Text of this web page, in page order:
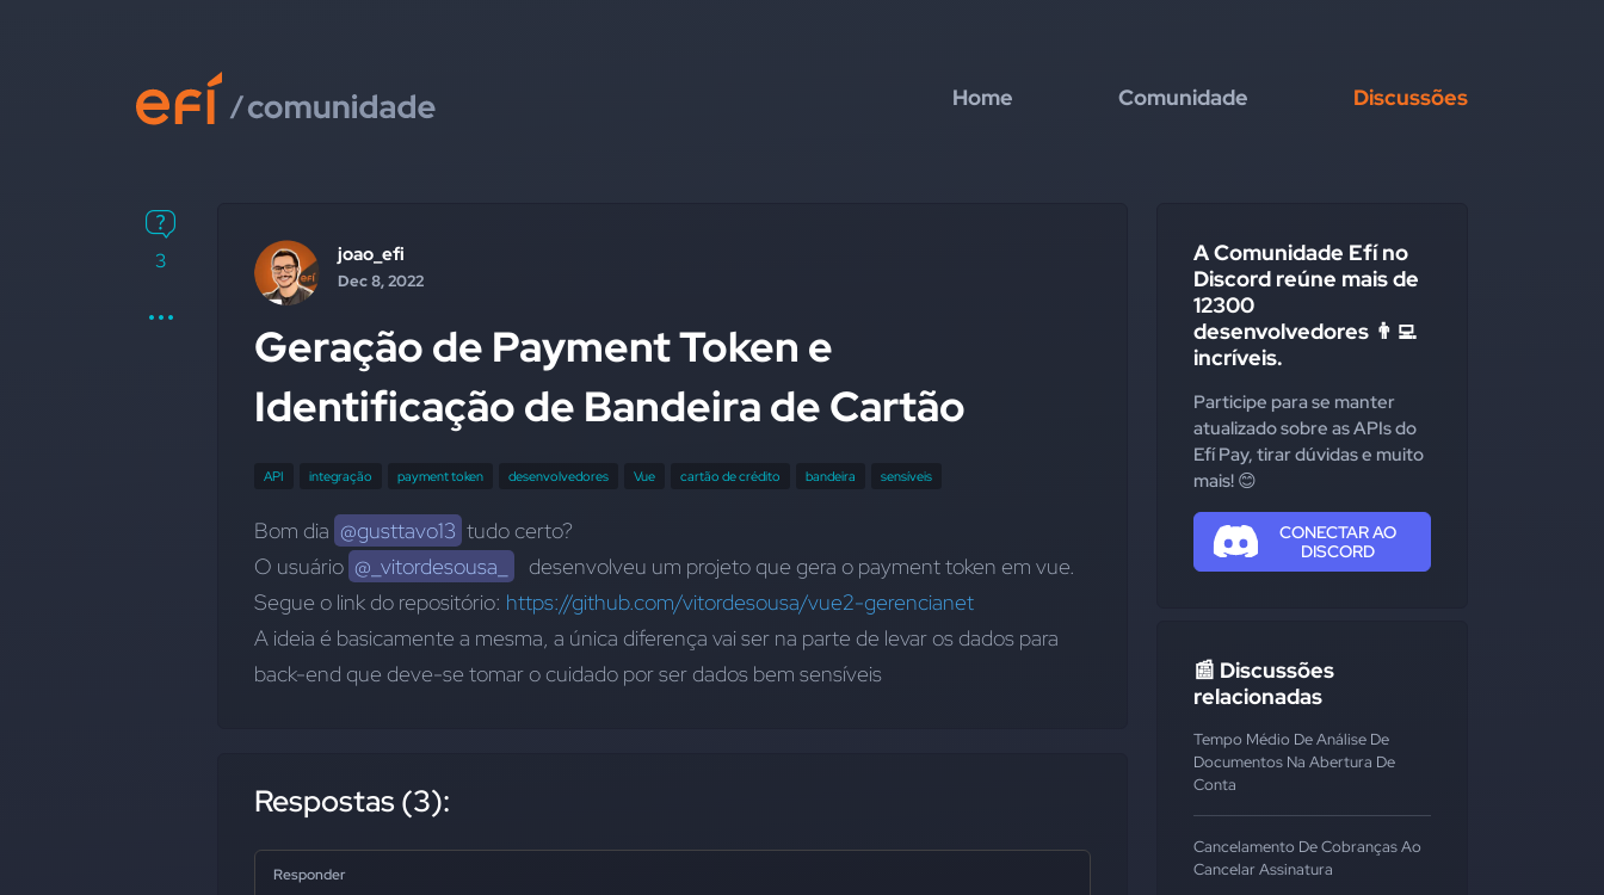
Home Comunidade Discussões
3 joao_efi
Dec 8, 2022
Geração de Payment Token e
Identificação de Bandeira de Cartão
API integração payment token desenvolvedores Vue cartão de crédito bandeira sensíveis
Bom dia @gusttavo13 tudo certo?
O usuário @_vitordesousa_
   desenvolveu um projeto que gera o payment token em vue.
Segue o link do repositório: https://github.com/vitordesousa/vue2-gerencianet
A ideia é basicamente a mesma, a única diferença vai ser na parte de levar os dados para
back-end que deve-se tomar o cuidado por ser dados bem sensíveis
Respostas (3):
Responder
A Comunidade Efí no
Discord reúne mais de
12300
desenvolvedores 👨‍💻
incríveis.
Participe para se manter
atualizado sobre as APIs do
Efí Pay, tirar dúvidas e muito
mais! 😊
CONECTAR AO
DISCORD
📰 Discussões
relacionadas
Tempo Médio De Análise De
Documentos Na Abertura De
Conta
Cancelamento De Cobranças Ao
Cancelar Assinatura